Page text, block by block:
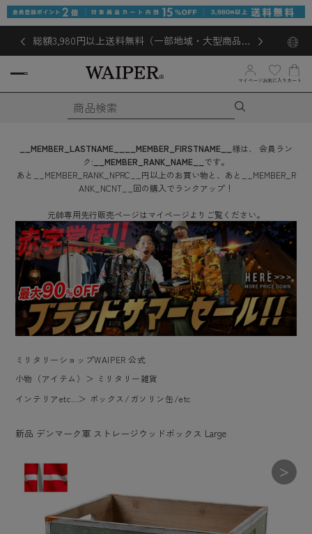
総額3,980円以上送料無料（一部地域・大型商品対
マイページ お気に入り カート
__MEMBER_LASTNAME__ __MEMBER_FIRSTNAME__ 様は、
会員ラン
ク: __MEMBER_RANK_NAME__ です。
あと
__MEMBER_RANK_NPRC__ 円以上のお買い物と、あと
__MEMBER_R
ANK_NCNT__ 回の購入でランクアップ！
元帥専用先行販売ページはマイページよりご覧ください。
ミリタリーショップWAIPER 公式
小物（アイテム）
＞ ミリタリー雑貨
インテリアetc...＞ ボックス/ガソリン缶/etc
新品 デンマーク軍 ストレージウッドボックス Large
＞